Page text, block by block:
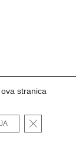
zadržana.
stranica
Close